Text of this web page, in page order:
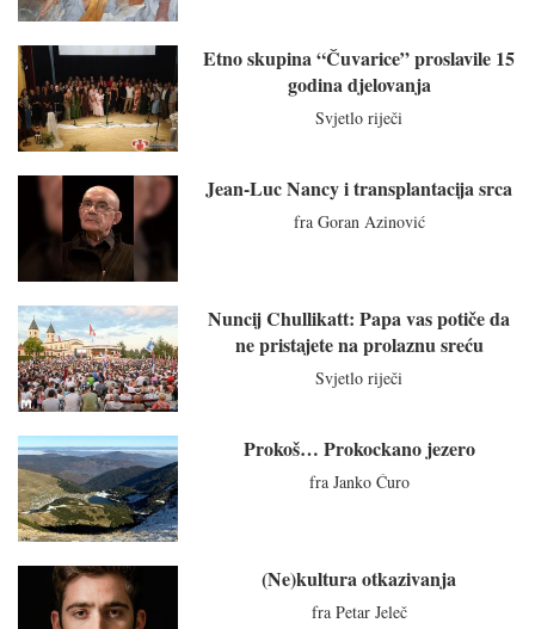
Etno skupina “Čuvarice” proslavile 15
godina djelovanja
Svjetlo riječi
Jean-Luc Nancy i transplantacija srca
fra Goran Azinović
Nuncij Chullikatt: Papa vas potiče da
ne pristajete na prolaznu sreću
Svjetlo riječi
Prokoš… Prokockano jezero
fra Janko Ćuro
(Ne)kultura otkazivanja
fra Petar Jeleč